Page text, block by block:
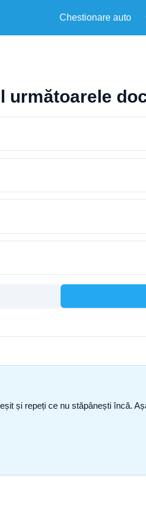
Chestionare auto
următoarele
și repeți ce nu stăpânești încă.